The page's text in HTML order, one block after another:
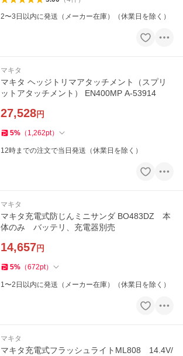
2〜3日以内に発送（メーカー在庫）（休業日を除く）
マキタ
マキタ ヘッジトリマアタッチメント（スプリ
ットアタッチメント） EN400MP A-53914
27,528円
5% （ 1,262pt）
12時までの注文で当日発送（休業日を除く）
マキタ
マキタ充電式防じんミニサンダ BO483DZ 本
体のみ バッテリ、充電器別売
14,657円
5% （672pt）
1〜2日以内に発送（メーカー在庫）（休業日を除く）
マキタ
マキタ充電式フラッシュライトML808 14.4V/